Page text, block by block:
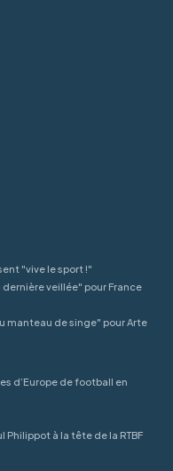
"vive le sport !"
dernière veillée" pour France
manteau de singe" pour Arte
d’Europe de football en
à la tête de la RTBF